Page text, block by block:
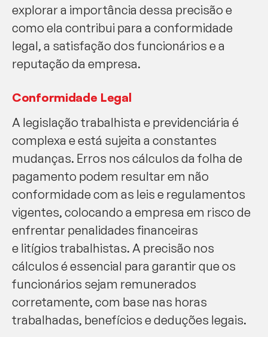
explorar a importância dessa precisão e
como ela contribui para a conformidade
legal, a satisfação dos funcionários e a
reputação da empresa.
Conformidade Legal
A legislação trabalhista e previdenciária é
complexa e está sujeita a constantes
mudanças. Erros nos cálculos da folha de
pagamento podem resultar em não
conformidade com as leis e regulamentos
vigentes, colocando a empresa em risco de
enfrentar penalidades financeiras
e litígios trabalhistas. A precisão nos
cálculos é essencial para garantir que os
funcionários sejam remunerados
corretamente, com base nas horas
trabalhadas, benefícios e deduções legais.